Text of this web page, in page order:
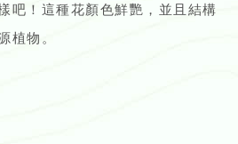
吧！這種花顏色鮮艷，並且結構
植物。